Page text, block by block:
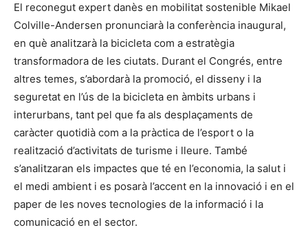
El reconegut expert danès en mobilitat sostenible Mikael
Colville-Andersen pronunciarà la conferència inaugural,
en què analitzarà la bicicleta com a estratègia
transformadora de les ciutats. Durant el Congrés, entre
altres temes, s’abordarà la promoció, el disseny i la
seguretat en l’ús de la bicicleta en àmbits urbans i
interurbans, tant pel que fa als desplaçaments de
caràcter quotidià com a la pràctica de l’esport o la
realització d’activitats de turisme i lleure. També
s’analitzaran els impactes que té en l’economia, la salut i
el medi ambient i es posarà l’accent en la innovació i en el
paper de les noves tecnologies de la informació i la
comunicació en el sector.